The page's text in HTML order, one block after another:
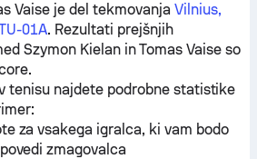
Vaise je del tekmovanja Vilnius,
01A. Rezultati prejšnjih
Szymon Kielan inTomas Vaiseso
tenisu najdete podrobne statistike
za vsakega igralca, ki vam bodo
zmagovalca